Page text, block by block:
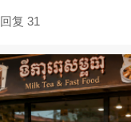
回复 31